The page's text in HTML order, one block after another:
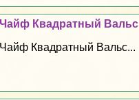
Чайф Квадратный Вальс
Чайф Квадратный Вальс...